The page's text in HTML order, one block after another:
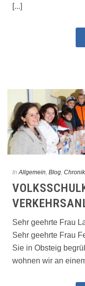
[...]
In Allgemein, Blog,
Sehr geehrte Frau
Sehr geehrte Frau
Sie in Obsteig
wohnen wir an